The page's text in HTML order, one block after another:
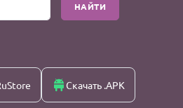
НАЙТИ
Скачать .APK